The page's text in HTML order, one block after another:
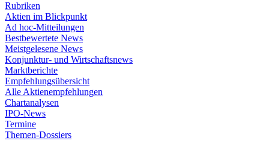
Rubriken
Aktien im Blickpunkt
Ad hoc-Mitteilungen
Bestbewertete News
Meistgelesene News
Konjunktur- und Wirtschaftsnews
Marktberichte
Empfehlungsübersicht
Alle Aktienempfehlungen
Chartanalysen
IPO-News
Termine
Themen-Dossiers